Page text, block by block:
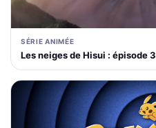
SÉRIE ANIMÉE
Les neiges de Hisui : épisode 3